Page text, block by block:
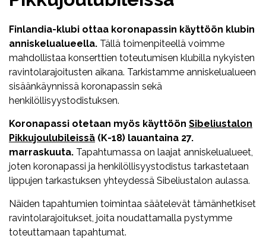
Finlandia-klubi ottaa koronapassin käyttöön klubin
anniskelualueella. Tällä toimenpiteellä voimme
mahdollistaa konserttien toteutumisen klubilla nykyisten
ravintolarajoitusten aikana. Tarkistamme anniskelualueen
sisäänkäynnissä koronapassin sekä
henkilöllisyystodistuksen.
Koronapassi otetaan myös käyttöön Sibeliustalon
Pikkujoulubileissä (K-18) lauantaina 27.
marraskuuta. Tapahtumassa on laajat anniskelualueet,
joten koronapassi ja henkilöllisyystodistus tarkastetaan
lippujen tarkastuksen yhteydessä Sibeliustalon aulassa.
Näiden tapahtumien toimintaa säätelevät tämänhetkiset
ravintolarajoitukset, joita noudattamalla pystymme
toteuttamaan tapahtumat.